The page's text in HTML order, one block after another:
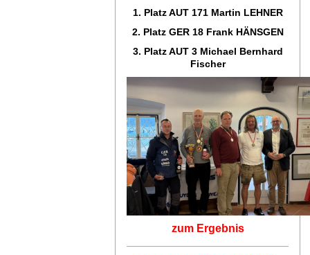
1. Platz AUT 171 Martin LEHNER
2. Platz GER 18 Frank HÄNSGEN
3. Platz AUT 3 Michael Bernhard
Fischer
zum Ergebnis